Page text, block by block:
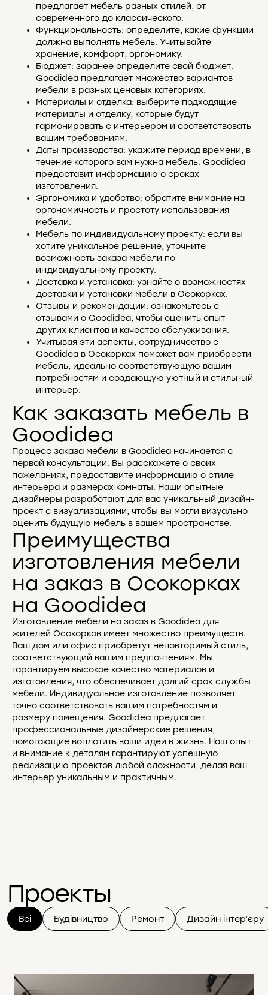
предлагает мебель разных стилей, от
современного до классического.
Функциональность: определите, какие функции
должна выполнять мебель. Учитывайте
хранение, комфорт, эргономику.
Бюджет: заранее определите свой бюджет.
Goodidea предлагает множество вариантов
мебели в разных ценовых категориях.
Материалы и отделка: выберите подходящие
материалы и отделку, которые будут
гармонировать с интерьером и соответствовать
вашим требованиям.
Даты производства: укажите период времени, в
течение которого вам нужна мебель. Goodidea
предоставит информацию о сроках
изготовления.
Эргономика и удобство: обратите внимание на
эргономичность и простоту использования
мебели.
Мебель по индивидуальному проекту: если вы
хотите уникальное решение, уточните
возможность заказа мебели по
индивидуальному проекту.
Доставка и установка: узнайте о возможностях
доставки и установки мебели в Осокорках.
Отзывы и рекомендации: ознакомьтесь с
отзывами о Goodidea, чтобы оценить опыт
других клиентов и качество обслуживания.
Учитывая эти аспекты, сотрудничество с
Goodidea в Осокорках поможет вам приобрести
мебель, идеально соответствующую вашим
потребностям и создающую уютный и стильный
интерьер.
Как заказать мебель в
Goodidea
Процесс заказа мебели в Goodidea начинается с
первой консультации. Вы расскажете о своих
пожеланиях, предоставите информацию о стиле
интерьера и размерах комнаты. Наши опытные
дизайнеры разработают для вас уникальный дизайн-
проект с визуализациями, чтобы вы могли визуально
оценить будущую мебель в вашем пространстве.
Преимущества
изготовления мебели
на заказ в Осокорках
на Goodidea
Изготовление мебели на заказ в Goodidea для
жителей Осокорков имеет множество преимуществ.
Ваш дом или офис приобретут неповторимый стиль,
соответствующий вашим предпочтениям. Мы
гарантируем высокое качество материалов и
изготовления, что обеспечивает долгий срок службы
мебели. Индивидуальное изготовление позволяет
точно соответствовать вашим потребностям и
размеру помещения. Goodidea предлагает
профессиональные дизайнерские решения,
помогающие воплотить ваши идеи в жизнь. Наш опыт
и внимание к деталям гарантируют успешную
реализацию проектов любой сложности, делая ваш
интерьер уникальным и практичным.
Проекты
Всі Будівництво Ремонт Дизайн інтерʼєру